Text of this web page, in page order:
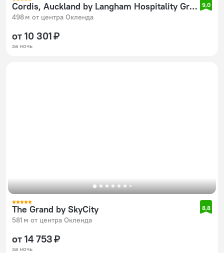
Cordis, Auckland by Langham Hospitality Group
498 м от центра Окленда
9,0
от 10 301 ₽
за ночь
The Grand by SkyCity
581 м от центра Окленда
8,8
от 14 753 ₽
за ночь